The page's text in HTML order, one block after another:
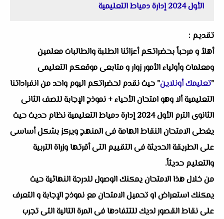
الأول 2024 إدارة دمياط التعليمية
تقديم :
أهلاُ و مرحباً بحضراتكم أعزائنا الطلبة والطالبات معلمين
ومعلمات وأولياء الأمور زوار و متابعى موقعكم التعليمى
"تعليمك أونلاين" حيث نقدم لحضراتكم اليوم واحد من انفراداتنا
التعليمية ألا وهو امتحان الأحياء + نموذج الإجابة للصف الثانى
الثانوى الترم الأول 2024 إدارة دمياط التعليمية نظام حديث حيث
يغطى الامتحان النقاط الهامة فى المنهج ويركز بشكل أساسى
على الطريقة الحديثة فى التقييم التى أقرتها وزراة التربية
والتعليم حديثاً.
من خلال هذا الامتحان يمكنك الوصول للدرجة النهائية حيث
يمكنك استعراض او تحميل الامتحان مع نموذج الإجابة و التعرف
على نقاط القصور لديك للتتفادها فى المرة التالية التى تجرب